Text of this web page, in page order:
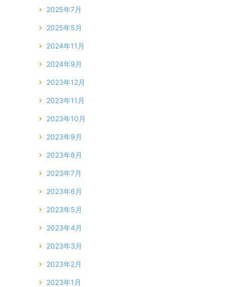
2025年7月
2025年5月
2024年11月
2024年9月
2023年12月
2023年11月
2023年10月
2023年9月
2023年8月
2023年7月
2023年6月
2023年5月
2023年4月
2023年3月
2023年2月
2023年1月